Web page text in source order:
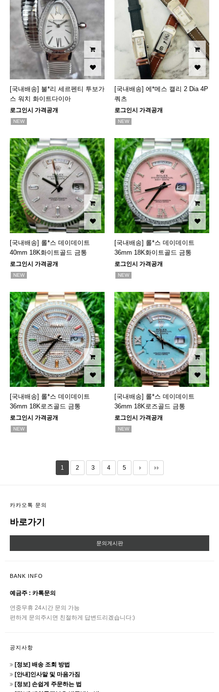
[국내배송] 불*리 세르펜티 투보가
스 워치 화이트다이아
로그인시 가격공개
NEW
[국내배송] 에*메스 캘리 2 Dia 4P
쿼츠
로그인시 가격공개
NEW
[국내배송] 롤*스 데이데이트
40mm 18K화이트골드 금통
로그인시 가격공개
NEW
[국내배송] 롤*스 데이데이트
36mm 18K화이트골드 금통
로그인시 가격공개
NEW
[국내배송] 롤*스 데이데이트
36mm 18K로즈골드 금통
로그인시 가격공개
NEW
[국내배송] 롤*스 데이데이트
36mm 18K로즈골드 금통
로그인시 가격공개
NEW
1 2 3 4 5
카카오톡 문의
바로가기
문의게시판
BANK INFO
예금주 : 카톡문의
연중무휴 24시간 문의 가능
편하게 문의주시면 친절하게 답변드리겠습니다:)
공지사항
[정보] 배송 조회 방법
[안내]인사말 및 마음가짐
[정보] 손쉽게 주문하는 법